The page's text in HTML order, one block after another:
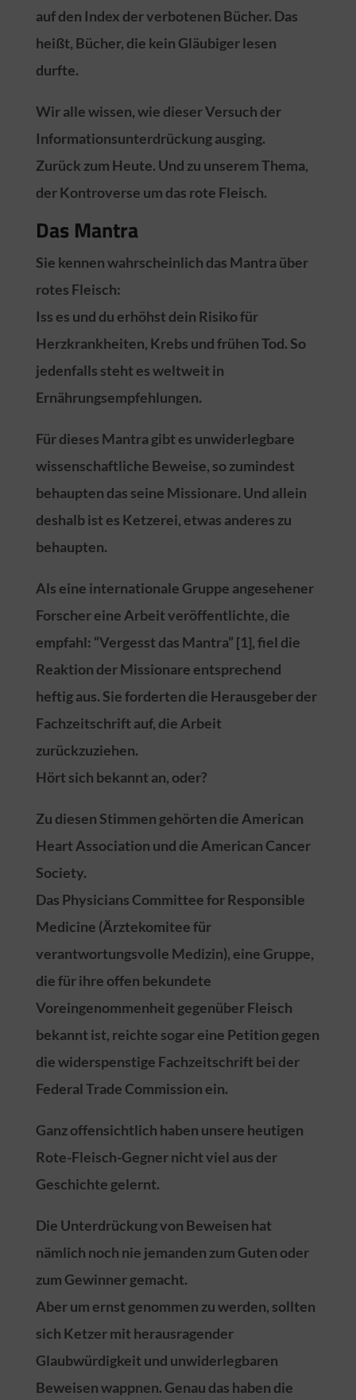
auf den Index der verbotenen Bücher. Das
heißt, Bücher, die kein Gläubiger lesen
durfte.
Wir alle wissen, wie dieser Versuch der
Informationsunterdrückung ausging.
Zurück zum Heute. Und zu unserem Thema,
der Kontroverse um das rote Fleisch.
Das Mantra
Sie kennen wahrscheinlich das Mantra über
rotes Fleisch:
Iss es und du erhöhst dein Risiko für
Herzkrankheiten, Krebs und frühen Tod. So
jedenfalls steht es weltweit in
Ernährungsempfehlungen.
Für dieses Mantra gibt es unwiderlegbare
wissenschaftliche Beweise, so zumindest
behaupten das seine Missionare. Und allein
deshalb ist es Ketzerei, etwas anderes zu
behaupten.
Als eine internationale Gruppe angesehener
Forscher eine Arbeit veröffentlichte, die
empfahl: “Vergesst das Mantra” [1], fiel die
Reaktion der Missionare entsprechend
heftig aus. Sie forderten die Herausgeber der
Fachzeitschrift auf, die Arbeit
zurückzuziehen.
Hört sich bekannt an, oder?
Zu diesen Stimmen gehörten die American
Heart Association und die American Cancer
Society.
Das Physicians Committee for Responsible
Medicine (Ärztekomitee für
verantwortungsvolle Medizin), eine Gruppe,
die für ihre offen bekundete
Voreingenommenheit gegenüber Fleisch
bekannt ist, reichte sogar eine Petition gegen
die widerspenstige Fachzeitschrift bei der
Federal Trade Commission ein.
Ganz offensichtlich haben unsere heutigen
Rote-Fleisch-Gegner nicht viel aus der
Geschichte gelernt.
Die Unterdrückung von Beweisen hat
nämlich noch nie jemanden zum Guten oder
zum Gewinner gemacht.
Aber um ernst genommen zu werden, sollten
sich Ketzer mit herausragender
Glaubwürdigkeit und unwiderlegbaren
Beweisen wappnen. Genau das haben die